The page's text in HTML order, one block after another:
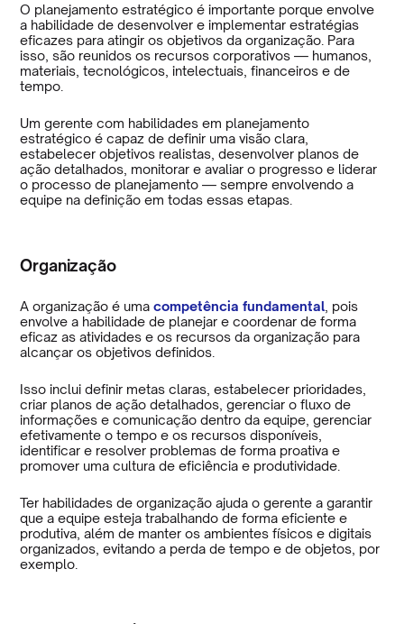
O planejamento estratégico é importante porque envolve
a habilidade de desenvolver e implementar estratégias
eficazes para atingir os objetivos da organização. Para
isso, são reunidos os recursos corporativos — humanos,
materiais, tecnológicos, intelectuais, financeiros e de
tempo.
Um gerente com habilidades em planejamento
estratégico é capaz de definir uma visão clara,
estabelecer objetivos realistas, desenvolver planos de
ação detalhados, monitorar e avaliar o progresso e liderar
o processo de planejamento — sempre envolvendo a
equipe na definição em todas essas etapas.
Organização
A organização é uma competência fundamental , pois
envolve a habilidade de planejar e coordenar de forma
eficaz as atividades e os recursos da organização para
alcançar os objetivos definidos.
Isso inclui definir metas claras, estabelecer prioridades,
criar planos de ação detalhados, gerenciar o fluxo de
informações e comunicação dentro da equipe, gerenciar
efetivamente o tempo e os recursos disponíveis,
identificar e resolver problemas de forma proativa e
promover uma cultura de eficiência e produtividade.
Ter habilidades de organização ajuda o gerente a garantir
que a equipe esteja trabalhando de forma eficiente e
produtiva, além de manter os ambientes físicos e digitais
organizados, evitando a perda de tempo e de objetos, por
exemplo.